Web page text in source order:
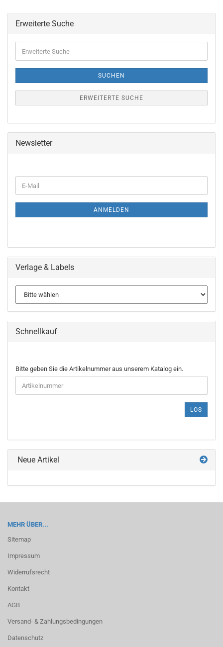
Erweiterte Suche
Suche
SUCHEN
ERWEITERTE SUCHE
Newsletter
ZUR
E-
Mail
ANMELDEN
Verlage & Labels
Schnellkauf
BITTE
GEBEN
SIE
DIE
EIN.
Bitte geben Sie die Artikelnummer aus unserem Katalog ein.
LOS
Neue Artikel
MEHR ÜBER...
Sitemap
Impressum
Widerrufsrecht
Kontakt
AGB
Versand- & Zahlungsbedingungen
Datenschutz